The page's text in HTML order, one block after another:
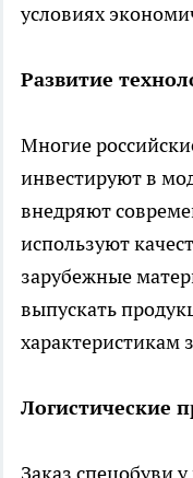
условиях
Развитие
Многие
инвестируют в
внедряют
используют
зарубежные
выпускать
характеристикам
Логистические